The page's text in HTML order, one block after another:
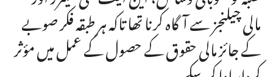
مالی چیلنجز سے آگاہ کرنا تھا تاکہ ہر طبقہ فکر صوبے
کے جائز مالی حقوق کے حصول کے عمل میں مؤثر